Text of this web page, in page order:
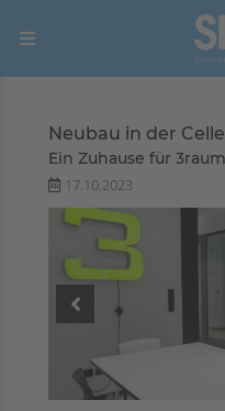
Neubau in der
Ein Zuhause für 3raum
17.10.2023